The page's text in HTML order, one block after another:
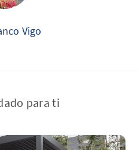
Vigo
para ti